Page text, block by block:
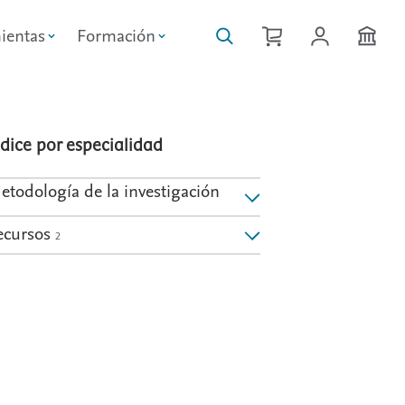
Formación
por especialidad
de la investigación
2